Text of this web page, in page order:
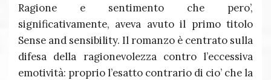
Ragione e sentimento che pero’,
significativamente, aveva avuto il primo titolo
Sense and sensibility. Il romanzo è centrato sulla
difesa della ragionevolezza contro l’eccessiva
emotività: proprio l’esatto contrario di cio’ che la